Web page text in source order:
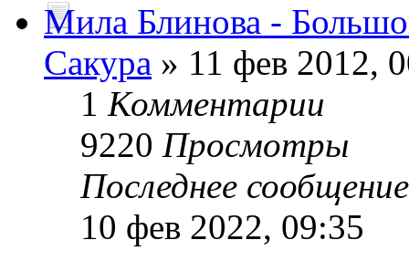
Мила Блинова -
Сакура » 11 фев 2012,
1 Комментарии
9220 Просмотры
Последнее
10 фев 2022, 09:35